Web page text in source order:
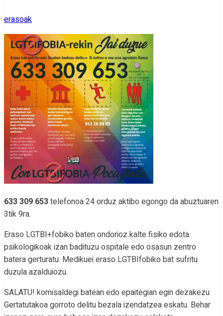
erasoak
633 309 653telefonoa 24 orduz aktibo egongo da abuztuaren
3tik 9ra.
Eraso LGTBI+fobiko baten ondorioz kalte fisiko edota
psikologikoak izan badituzu ospitale edo osasun zentro
batera gerturatu. Medikuei eraso LGTBIfobiko bat sufritu
duzula azalduiozu.
SALATU! komisaldegi batean edo epaitegian egin dezakezu.
Gertatutakoa gorroto delitu bezala izendatzea eskatu. Behar